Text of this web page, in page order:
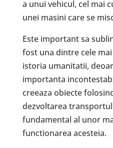
a unui vehicul, cel mai
unei masini care se
Este important sa
fost una dintre cele
istoria umanitatii,
importanta
creeaza obiecte
dezvoltarea
fundamental al unor
functionarea acesteia.